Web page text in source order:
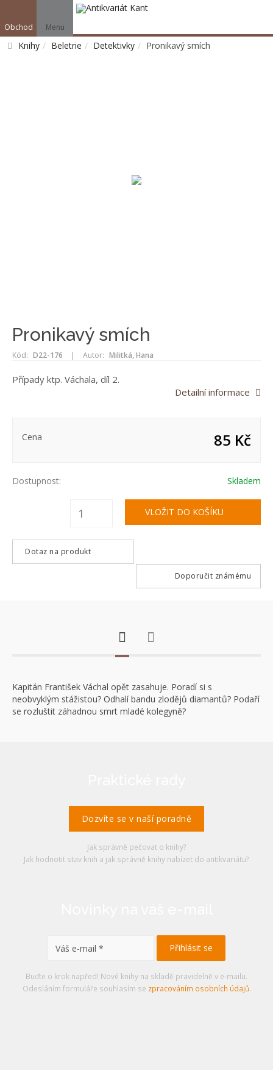
Obchod Menu
Knihy Beletrie Detektivky Pronikavý smích
Pronikavý smích
Kód: D22-176 | Autor: Militká, Hana
Případy ktp. Váchala, díl 2.
Detailní informace
Cena 85 Kč
Dostupnost: Skladem
Dotaz na produkt
Doporučit známému
Kapitán František Váchal opět zasahuje. Poradí si s
neobvyklým stážistou? Odhalí bandu zlodějů diamantů? Podaří
se rozluštit záhadnou smrt mladé kolegyně?
Dozvíte se v naší poradně
Jak správně pečovat o knihy?
Jak hodnotit stav knih a jak správně knihy nabízet do antikvariátu?
Buďte o krok napřed! Nové knihy na skladě pravidelně v e-mailu.
Odesláním formuláře souhlasím se zpracováním osobních údajů.